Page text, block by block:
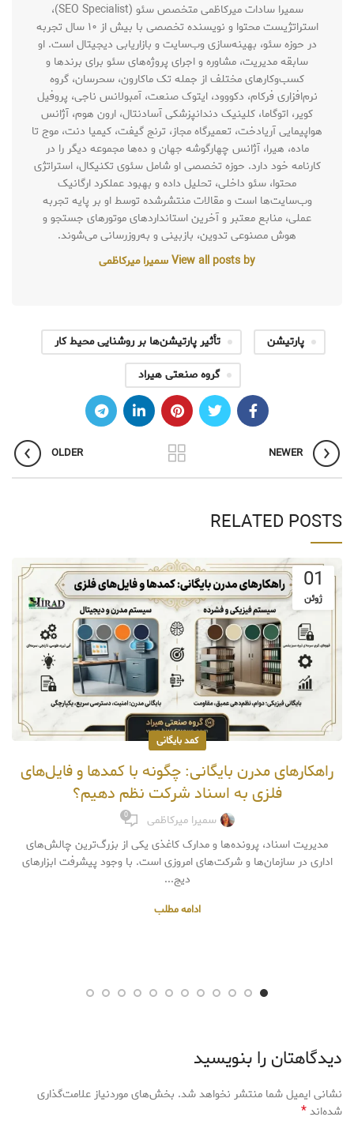
سمیرا سادات میرکاظمی متخصص سئو (SEO Specialist)،
استراتژیست محتوا و نویسنده تخصصی با بیش از ۱۰ سال تجربه
در حوزه سئو، بهینه‌سازی وب‌سایت و بازاریابی دیجیتال است. او
سابقه مدیریت، مشاوره و اجرای پروژه‌های سئو برای برندها و
کسب‌وکارهای مختلف از جمله تک ماکارون، سحرسان، گروه
نرم‌افزاری فرکام، دکووود، ایتوک صنعت، آمبولانس ناجی، پروفیل
کویر، اتوگاما، کلینیک دندانپزشکی آسادنتال، ارون هوم، آژانس
هواپیمایی آریادخت، تعمیرگاه مجاز، ترنج گیفت، کیمیا دنت، موج تا
ماده، هیرا، آژانس چهارگوشه جهان و ده‌ها مجموعه دیگر را در
کارنامه خود دارد. حوزه تخصصی او شامل سئوی تکنیکال، استراتژی
محتوا، سئو داخلی، تحلیل داده و بهبود عملکرد ارگانیک
وب‌سایت‌ها است و مقالات منتشرشده توسط او بر پایه تجربه
عملی، منابع معتبر و آخرین استانداردهای موتورهای جستجو و
هوش مصنوعی تدوین، بازبینی و به‌روزرسانی می‌شوند.
View all posts by سمیرا میرکاظمی
پارتیشن
تأثیر پارتیشن‌ها بر روشنایی محیط کار
گروه صنعتی هیراد
NEWER
OLDER
RELATED POSTS
01
ژوئن
کمد بایگانی
راهکارهای مدرن بایگانی: چگونه با کمدها و فایل‌های
فلزی به اسناد شرکت نظم دهیم؟
سمیرا میرکاظمی 0
مدیریت اسناد، پرونده‌ها و مدارک کاغذی یکی از بزرگ‌ترین چالش‌های
اداری در سازمان‌ها و شرکت‌های امروزی است. با وجود پیشرفت ابزارهای
دیج...
ادامه مطلب
دیدگاهتان را بنویسید
نشانی ایمیل شما منتشر نخواهد شد. بخش‌های موردنیاز علامت‌گذاری
شده‌اند*